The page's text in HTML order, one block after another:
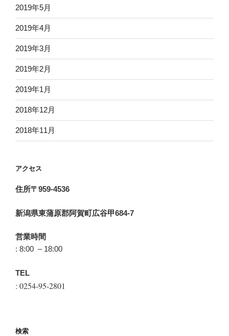
2019年5月
2019年4月
2019年3月
2019年2月
2019年1月
2018年12月
2018年11月
アクセス
住所〒959-4536
新潟県東蒲原郡阿賀町広谷甲684-7
営業時間
: 8:00 – 18:00
TEL
: 0254-95-2801
検索